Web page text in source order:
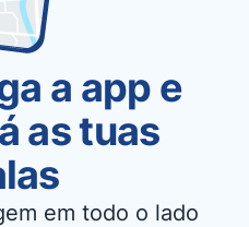
a app e
as tuas
em todo o lado